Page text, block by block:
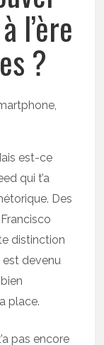
l’ère
?
est-ce
qui t’a
Des
distinction
est devenu
place.
pas encore